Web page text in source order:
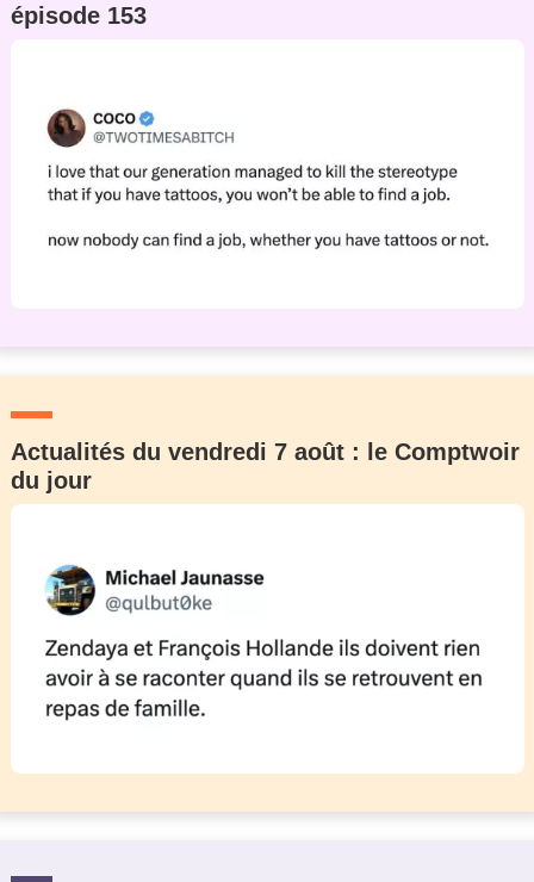
épisode 153
Actualités du vendredi 7 août : le Comptwoir
du jour